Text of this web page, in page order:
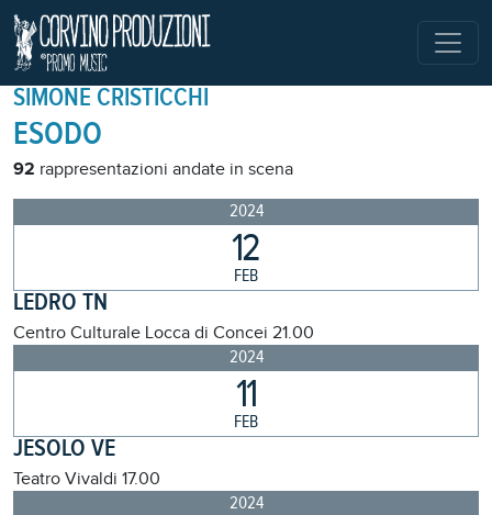
SIMONE CRISTICCHI
ESODO
92 rappresentazioni andate in scena
2024
12
FEB
LEDRO TN
Centro Culturale Locca di Concei 21.00
2024
11
FEB
JESOLO VE
Teatro Vivaldi 17.00
2024